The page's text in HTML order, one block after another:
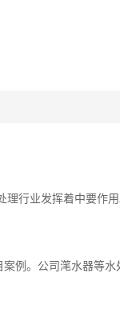
行业发挥着中要作
。公司滗水器等水